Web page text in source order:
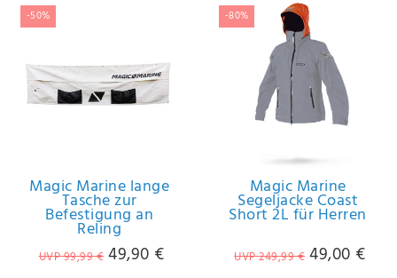
n
-50%
Magic Marine lange
Tasche zur
Befestigung an
Reling
UVP 99,99 € 49,90 €
-80%
Magic Marine
Segeljacke Coast
Short 2L für Herren
UVP 249,99 € 49,00 €